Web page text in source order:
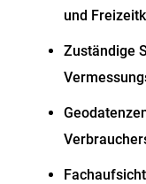
und
Zuständige